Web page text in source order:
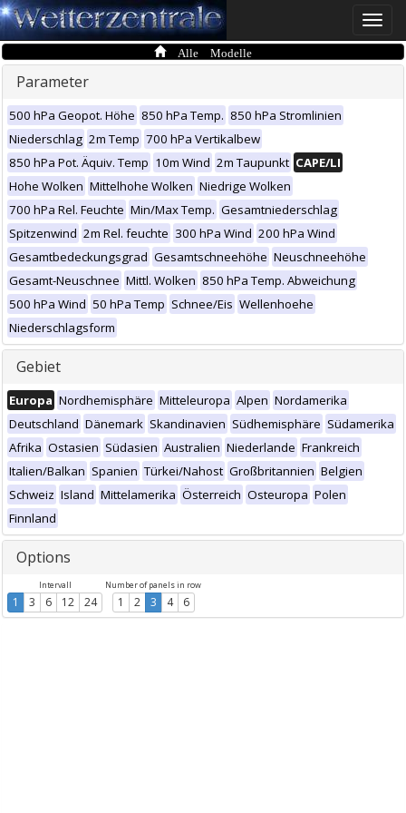
Toggle
Alle Modelle
Parameter
500 hPa Geopot. Höhe 850 hPa Temp. 850 hPa Stromlinien
Niederschlag 2m Temp 700 hPa Vertikalbew
850 hPa Pot. Äquiv. Temp 10m Wind 2m Taupunkt CAPE/LI
Hohe Wolken Mittelhohe Wolken Niedrige Wolken
700 hPa Rel. Feuchte Min/Max Temp. Gesamtniederschlag
Spitzenwind 2m Rel. feuchte 300 hPa Wind 200 hPa Wind
Gesamtbedeckungsgrad Gesamtschneehöhe Neuschneehöhe
Gesamt-Neuschnee Mittl. Wolken 850 hPa Temp. Abweichung
500 hPa Wind 50 hPa Temp Schnee/Eis Wellenhoehe
Niederschlagsform
Gebiet
Europa Nordhemisphäre Mitteleuropa Alpen Nordamerika
Deutschland Dänemark Skandinavien Südhemisphäre Südamerika
Afrika Ostasien Südasien Australien Niederlande Frankreich
Italien/Balkan Spanien Türkei/Nahost Großbritannien Belgien
Schweiz Island Mittelamerika Österreich Osteuropa Polen
Finnland
Options
Intervall
1 3 6 12 24
Number of panels in row
1 2 3 4 6